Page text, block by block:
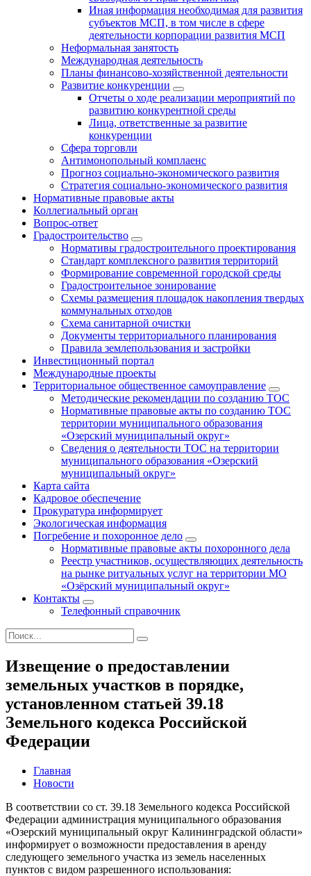
Иная информация необходимая для развития
субъектов МСП, в том числе в сфере
деятельности корпорации развития МСП
Неформальная занятость
Международная деятельность
Планы финансово-хозяйственной деятельности
Развитие конкуренции
Отчеты о ходе реализации мероприятий по
развитию конкурентной среды
Лица, ответственные за развитие
конкуренции
Сфера торговли
Антимонопольный комплаенс
Прогноз социально-экономического развития
Стратегия социально-экономического развития
Нормативные правовые акты
Коллегиальный орган
Вопрос-ответ
Градостроительство
Нормативы градостроительного проектирования
Стандарт комплексного развития территорий
Формирование современной городской среды
Градостроительное зонирование
Схемы размещения площадок накопления твердых
коммунальных отходов
Схема санитарной очистки
Документы территориального планирования
Правила землепользования и застройки
Инвестиционный портал
Международные проекты
Территориальное общественное самоуправление
Методические рекомендации по созданию ТОС
Нормативные правовые акты по созданию ТОС
территории муниципального образования
«Озерский муниципальный округ»
Сведения о деятельности ТОС на территории
муниципального образования «Озерский
муниципальный округ»
Карта сайта
Кадровое обеспечение
Прокуратура информирует
Экологическая информация
Погребение и похоронное дело
Нормативные правовые акты похоронного дела
Реестр участников, осуществляющих деятельность
на рынке ритуальных услуг на территории МО
«Озёрский муниципальный округ»
Контакты
Телефонный справочник
Извещение о предоставлении
земельных участков в порядке,
установленном статьей 39.18
Земельного кодекса Российской
Федерации
Главная
Новости
В соответствии со ст. 39.18 Земельного кодекса Российской
Федерации администрация муниципального образования
«Озерский муниципальный округ Калининградской области»
информирует о возможности предоставления в аренду
следующего земельного участка из земель населенных
пунктов с видом разрешенного использования: